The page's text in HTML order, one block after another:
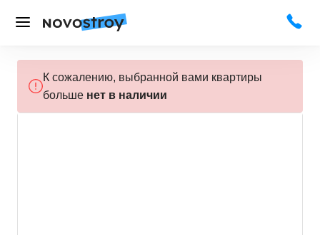
К сожалению, выбранной вами квартиры
больше нет в наличии